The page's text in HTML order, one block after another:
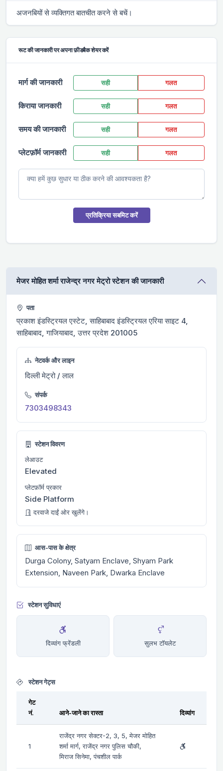
अजनबियों से व्यक्तिगत बातचीत करने से बचें।
रूट की जानकारी पर अपना फ़ीडबैक शेयर करें
मार्ग की जानकारी सही गलत
किराया जानकारी सही गलत
समय की जानकारी सही गलत
प्लेटफ़ॉर्म जानकारी सही गलत
प्रतिक्रिया सबमिट करें
मे‌‌जर मोहित शर्मा राजेन्द्र नगर मेट्रो स्टेशन की जानकारी
पता
प्रकाश इंडस्ट्रियल एस्टेट, साहिबाबाद इंडस्ट्रियल एरिया साइट 4,
साहिबाबाद, गाजियाबाद, उत्तर प्रदेश 201005
नेटवर्क और लाइन
दिल्ली मेट्रो / लाल
संपर्क
7303498343
स्टेशन विवरण
लेआउट
Elevated
प्लेटफ़ॉर्म प्रकार
Side Platform
दरवाजे दाईं ओर खुलेंगे।
आस-पास के क्षेत्र
Durga Colony, Satyam Enclave, Shyam Park
Extension, Naveen Park, Dwarka Enclave
स्टेशन सुविधाएं
दिव्यांग फ्रेंडली सुलभ टॉयलेट
स्टेशन गेट्स
गेट
नं.
आने-जाने का रास्ता दिव्यांग
1
राजेंद्र नगर सेक्टर-2, 3, 5, मेजर मोहित
शर्मा मार्ग, राजेंद्र नगर पुलिस चौकी,
मिराज सिनेमा, पंचशील पार्क